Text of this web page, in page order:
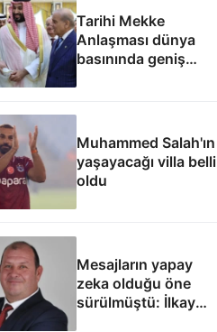
Tarihi Mekke
Anlaşması dünya
basınında geniş
yankı uyandırdı
Muhammed Salah'ın
yaşayacağı villa belli
oldu
Mesajların yapay
zeka olduğu öne
sürülmüştü: İlkay